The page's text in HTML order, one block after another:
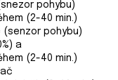
pohybu)
(2-40 min.)
pohybu)
a
(2-40 min.)